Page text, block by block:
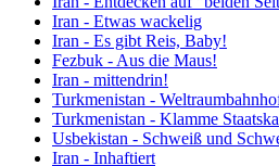
Iran - Etwas wackelig
Iran - Es gibt Reis, Baby!
Fezbuk - Aus die Maus!
Iran - mittendrin!
Turkmenistan -
Turkmenistan - Klamme
Usbekistan - Schweiß und
Iran - Inhaftiert